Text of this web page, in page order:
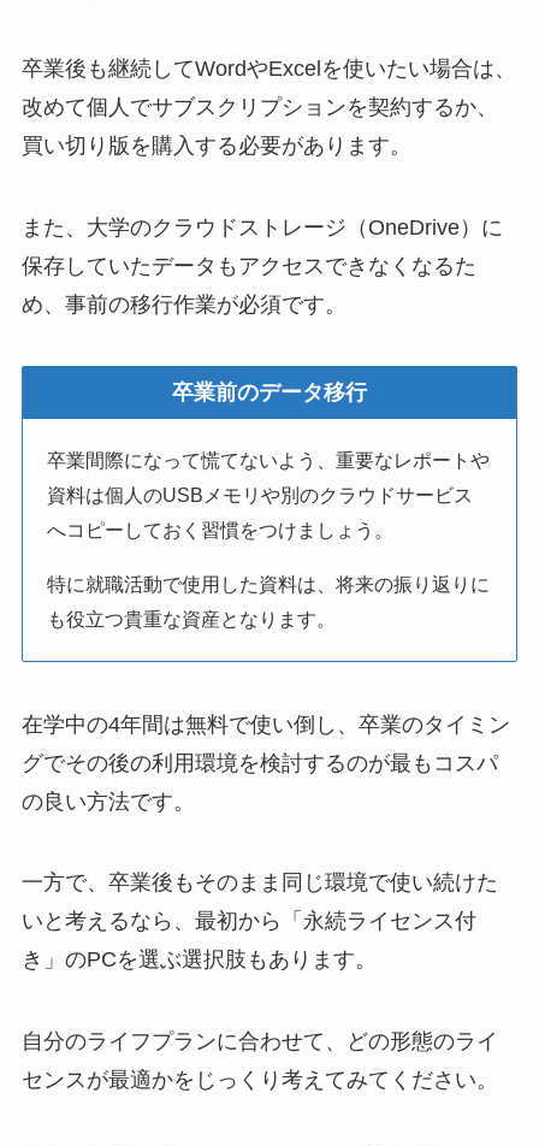
卒業後も継続してWordやExcelを使いたい場合は、
改めて個人でサブスクリプションを契約するか、
買い切り版を購入する必要があります。
また、大学のクラウドストレージ（OneDrive）に
保存していたデータもアクセスできなくなるた
め、事前の移行作業が必須です。
卒業前のデータ移行
卒業間際になって慌てないよう、重要なレポートや
資料は個人のUSBメモリや別のクラウドサービス
へコピーしておく習慣をつけましょう。
特に就職活動で使用した資料は、将来の振り返りに
も役立つ貴重な資産となります。
在学中の4年間は無料で使い倒し、卒業のタイミン
グでその後の利用環境を検討するのが最もコスパ
の良い方法です。
一方で、卒業後もそのまま同じ環境で使い続けた
いと考えるなら、最初から「永続ライセンス付
き」のPCを選ぶ選択肢もあります。
自分のライフプランに合わせて、どの形態のライ
センスが最適かをじっくり考えてみてください。